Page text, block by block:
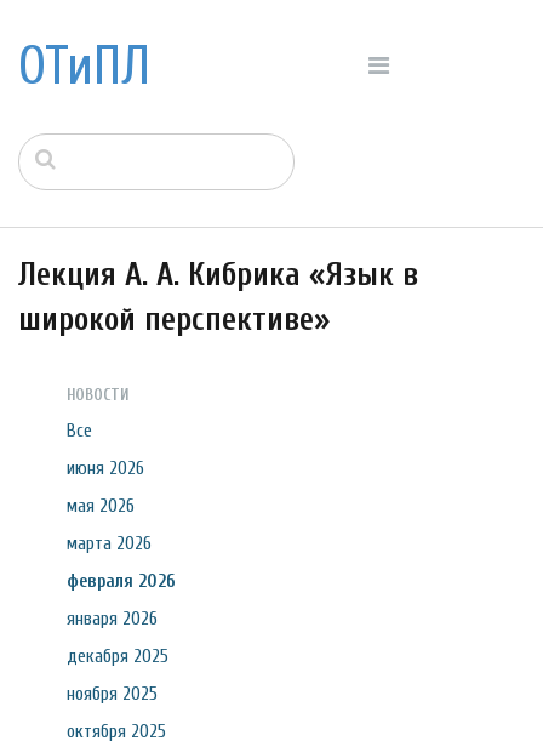
ОТиПЛ
Лекция А. А. Кибрика «Язык в
широкой перспективе»
НОВОСТИ
Все
июня 2026
мая 2026
марта 2026
февраля 2026
января 2026
декабря 2025
ноября 2025
октября 2025